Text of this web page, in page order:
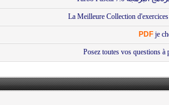
La Meilleure Collection
PDF je
Posez toutes vos questions